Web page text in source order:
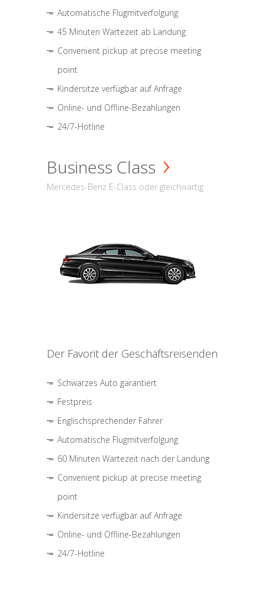
Automatische Flugmitverfolgung
45 Minuten Wartezeit ab Landung
Convenient pickup at precise meeting
point
Kindersitze verfügbar auf Anfrage
Online- und Offline-Bezahlungen
24/7-Hotline
Business Class
Mercedes-Benz E-Class oder gleichwärtig
Der Favorit der Geschäftsreisenden
Schwarzes Auto garantiert
Festpreis
Englischsprechender Fahrer
Automatische Flugmitverfolgung
60 Minuten Wartezeit nach der Landung
Convenient pickup at precise meeting
point
Kindersitze verfügbar auf Anfrage
Online- und Offline-Bezahlungen
24/7-Hotline